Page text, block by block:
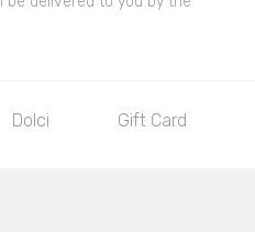
Dolci Gift Card